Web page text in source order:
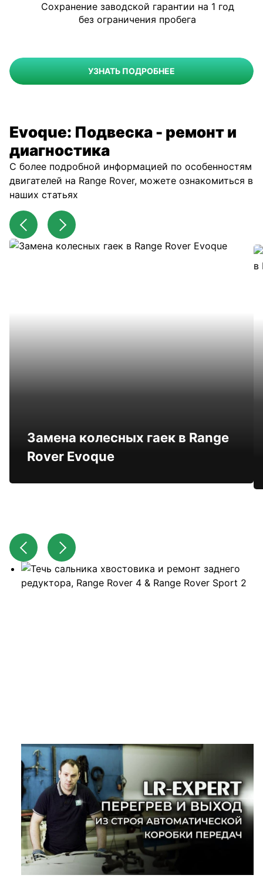
Сохранение заводской гарантии на 1 год
без ограничения пробега
УЗНАТЬ ПОДРОБНЕЕ
Evoque: Подвеска - ремонт и
диагностика
С более подробной информацией по особенностям
двигателей на Range Rover, можете ознакомиться в
наших статьях
Замена колесных гаек в Range
Rover Evoque